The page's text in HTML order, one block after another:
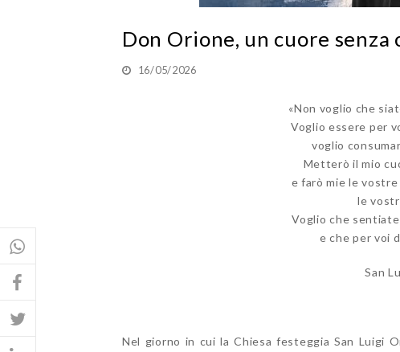
Don Orione, un cuore senza
16/05/2026
«Non voglio che
Voglio essere per
voglio
Metterò il mio
e farò mie le
le
Voglio che
e che per voi
San
Nel giorno in cui la Chiesa festeggia San Luigi